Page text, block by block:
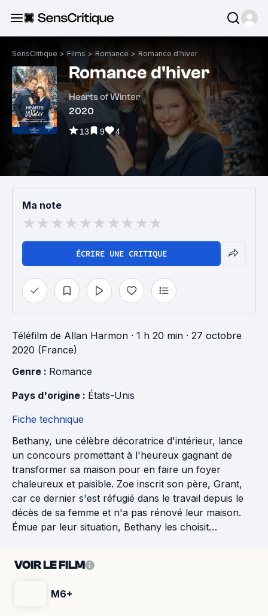
SensCritique > Films > Romance > Romance d'hiver
Romance d'hiver
Hearts of Winter
2020
13 9 4
Ma note
ÉCRIRE UNE CRITIQUE
Téléfilm de Allan Harmon · 1 h 20 min · 27 octobre
2020 (France)
Genre : Romance
Pays d'origine : États-Unis
Fiche technique
Bethany, une célèbre décoratrice d'intérieur, lance
un concours promettant à l'heureux gagnant de
transformer sa maison pour en faire un foyer
chaleureux et paisible. Zoe inscrit son père, Grant,
car ce dernier s'est réfugié dans le travail depuis le
décès de sa femme et n'a pas rénové leur maison.
Émue par leur situation, Bethany les choisit…
VOIR LE FILM
M6+